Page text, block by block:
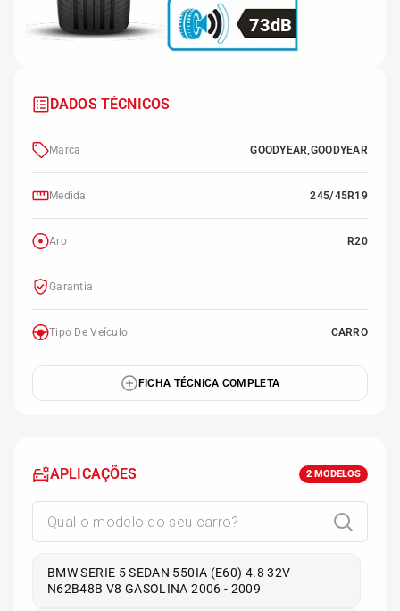
73dB
DADOS TÉCNICOS
Marca GOODYEAR,GOODYEAR
Medida 245/45R19
Aro R20
Garantia
Tipo De Veículo CARRO
FICHA TÉCNICA COMPLETA
APLICAÇÕES 2 MODELOS
BMW SERIE 5 SEDAN 550IA (E60) 4.8 32V
N62B48B V8 GASOLINA 2006 - 2009